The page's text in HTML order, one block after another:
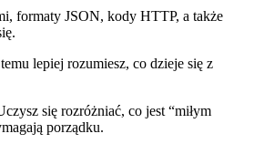
formaty JSON, kody HTTP, a także
lepiej rozumiesz, co dzieje się z
się rozróżniać, co jest “miłym
porządku.